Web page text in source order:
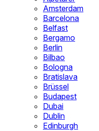
Amsterdam
Barcelona
Belfast
Bergamo
Berlin
Bilbao
Bologna
Bratislava
Brüssel
Budapest
Dubai
Dublin
Edinburgh